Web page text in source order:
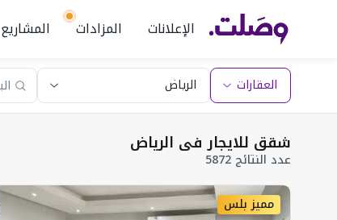
الإعلانات المزادات المشاريع
العقارات
شقق للايجار في الرياض
عدد النتائج 5872
مميز بلس